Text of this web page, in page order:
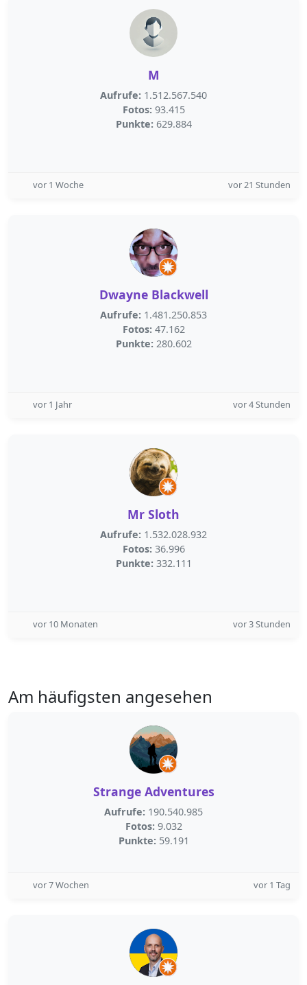
M
Aufrufe: 1.512.567.540
Fotos: 93.415
Punkte: 629.884
vor 1 Woche vor 21 Stunden
Dwayne Blackwell
Aufrufe: 1.481.250.853
Fotos: 47.162
Punkte: 280.602
vor 1 Jahr vor 4 Stunden
Mr Sloth
Aufrufe: 1.532.028.932
Fotos: 36.996
Punkte: 332.111
vor 10 Monaten vor 3 Stunden
Am häufigsten angesehen
Strange Adventures
Aufrufe: 190.540.985
Fotos: 9.032
Punkte: 59.191
vor 7 Wochen vor 1 Tag